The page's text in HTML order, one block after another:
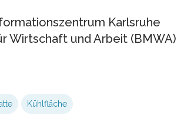
Karlsruhe
Wirtschaft und Arbeit (BMWA)
Kühlfläche